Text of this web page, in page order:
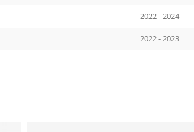
2022 - 2024
2022 - 2023